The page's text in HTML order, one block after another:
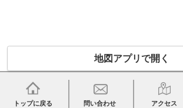
地図アプリで開く
トップに戻る 問い合わせ アクセス